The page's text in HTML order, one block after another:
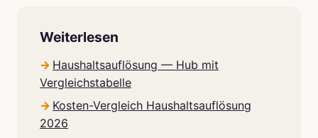
Weiterlesen
Haushaltsauflösung — Hub mit
Vergleichstabelle
Kosten-Vergleich Haushaltsauflösung
2026